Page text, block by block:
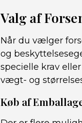
Valg af
Når du vælger
og
specielle krav
vægt- og
Køb af